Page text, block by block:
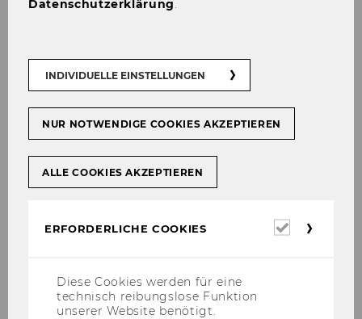
Allgemeines
Die aktuellen Termine
entnehmen Sie bitte dem
VVZ.
Alle kursbezogenen
Unterlagen und aktuellen
auf
Canvas
Datenschutzerklärung.
INDIVIDUELLE EINSTELLUNGEN
NUR NOTWENDIGE COOKIES AKZEPTIEREN
ALLE COOKIES AKZEPTIEREN
ERFORDERLICHE COOKIES
Diese Cookies werden für eine
technisch reibungslose Funktion
unserer Website benötigt.